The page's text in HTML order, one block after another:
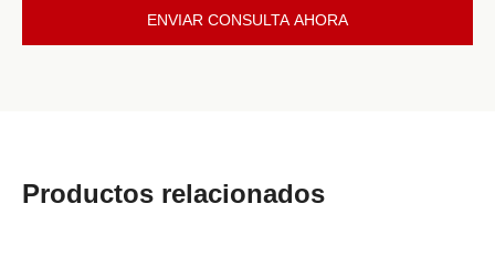
ENVIAR CONSULTA AHORA
Productos relacionados